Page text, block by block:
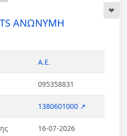
ΑΝΩΝΥΜΗ
Α.Ε.
095358831
1380601000 ↗
16-07-2026